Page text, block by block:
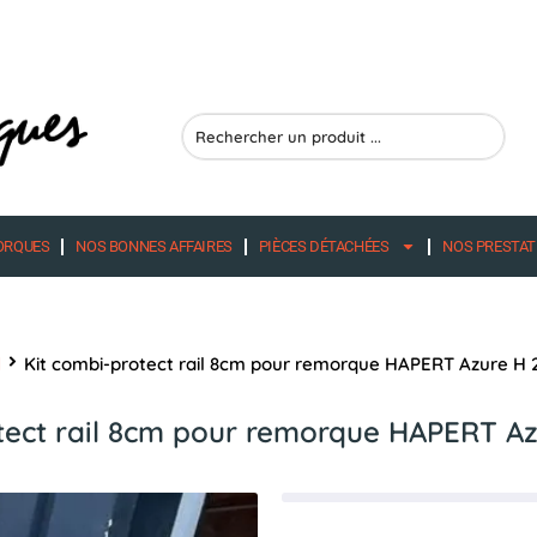
Search
...
NOS BONNES AFFAIRES PIÈCES DÉTACHÉES NOS
rail 8cm pour remorque HAPERT
Kit combi-protect rail 8cm pour remorque HAPERT Azure H